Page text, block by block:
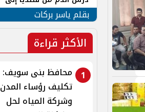
جنوب لبنان
بقلم ياسر بركات
الأكثر قراءة
1
محافظ بنى سويف:
تكليف رؤساء المدن
وشركة المياه لحل